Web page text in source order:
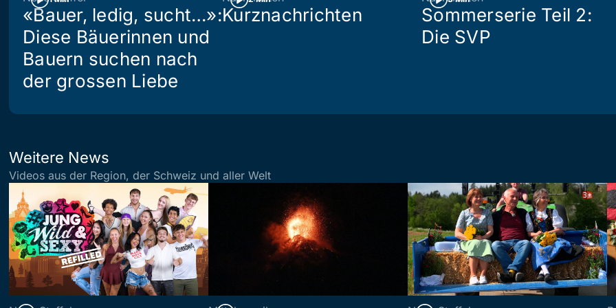
«Bauer, ledig, sucht…»:
Diese Bäuerinnen und
Bauern suchen nach
der grossen Liebe
Kurznachrichten
Sommerserie Teil 2:
Die SVP
Weitere News
Videos aus der Region, der Schweiz und aller Welt